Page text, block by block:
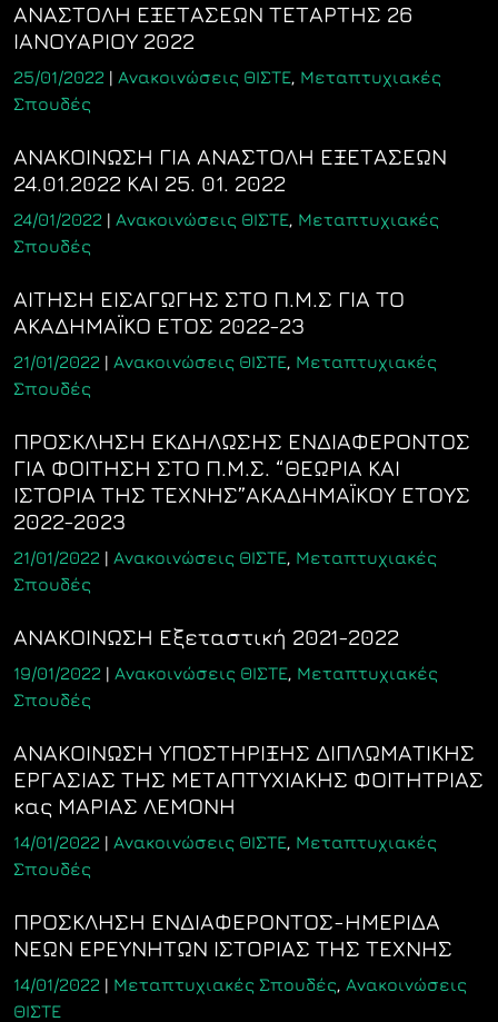
ΑΝΑΣΤΟΛΗ ΕΞΕΤΑΣΕΩΝ ΤΕΤΑΡΤΗΣ 26
ΙΑΝΟΥΑΡΙΟΥ 2022
25/01/2022 | Ανακοινώσεις ΘΙΣΤΕ, Μεταπτυχιακές
Σπουδές
ΑΝΑΚΟΙΝΩΣΗ ΓΙΑ ΑΝΑΣΤΟΛΗ ΕΞΕΤΑΣΕΩΝ
24.01.2022 ΚΑΙ 25. 01. 2022
24/01/2022 | Ανακοινώσεις ΘΙΣΤΕ, Μεταπτυχιακές
Σπουδές
ΑΙΤΗΣΗ ΕΙΣΑΓΩΓΗΣ ΣΤΟ Π.Μ.Σ ΓΙΑ ΤΟ
ΑΚΑΔHMAΪΚΟ ΕΤΟΣ 2022-23
21/01/2022 | Ανακοινώσεις ΘΙΣΤΕ, Μεταπτυχιακές
Σπουδές
ΠΡΟΣΚΛΗΣΗ ΕΚΔΗΛΩΣΗΣ ΕΝΔΙΑΦΕΡΟΝΤΟΣ
ΓΙΑ ΦΟΙΤΗΣΗ ΣΤΟ Π.Μ.Σ. “ΘΕΩΡΙΑ ΚΑΙ
ΙΣΤΟΡΙΑ ΤΗΣ ΤΕΧΝΗΣ”ΑΚΑΔΗΜΑΪΚΟΥ ΕΤΟΥΣ
2022-2023
21/01/2022 | Ανακοινώσεις ΘΙΣΤΕ, Μεταπτυχιακές
Σπουδές
ΑΝΑΚΟΙΝΩΣΗ Εξεταστική 2021-2022
19/01/2022 | Ανακοινώσεις ΘΙΣΤΕ, Μεταπτυχιακές
Σπουδές
ΑΝΑΚΟΙΝΩΣΗ ΥΠΟΣΤΗΡΙΞΗΣ ΔΙΠΛΩΜΑΤΙΚΗΣ
ΕΡΓΑΣΙΑΣ ΤΗΣ ΜΕΤΑΠΤΥΧΙΑΚΗΣ ΦΟΙΤΗΤΡΙΑΣ
κας ΜΑΡΙΑΣ ΛΕΜΟΝΗ
14/01/2022 | Ανακοινώσεις ΘΙΣΤΕ, Μεταπτυχιακές
Σπουδές
ΠΡΟΣΚΛΗΣΗ ΕΝΔΙΑΦΕΡΟΝΤΟΣ-ΗΜΕΡΙΔΑ
ΝΕΩΝ ΕΡΕΥΝΗΤΩΝ ΙΣΤΟΡΙΑΣ ΤΗΣ ΤΕΧΝΗΣ
14/01/2022 | Μεταπτυχιακές Σπουδές, Ανακοινώσεις
ΘΙΣΤΕ